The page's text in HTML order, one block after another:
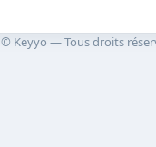
© Keyyo — Tous droits